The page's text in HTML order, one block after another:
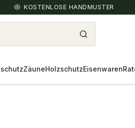
KOSTENLOSE HANDMUSTER
ZäuneHolzschutzEisenwaren